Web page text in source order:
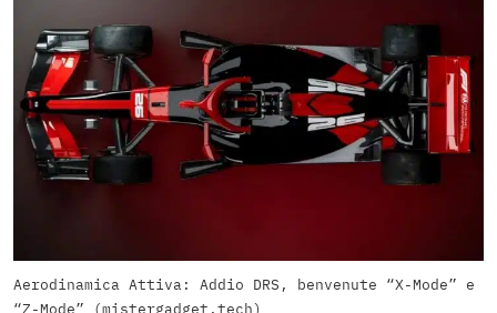
Aerodinamica Attiva: Addio DRS, benvenute “X-Mode” e
“Z-Mode” (mistergadget.tech)